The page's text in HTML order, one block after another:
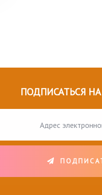
ПОДПИСАТЬСЯ